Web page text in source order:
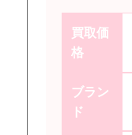
買取価
格
ブラン
ド